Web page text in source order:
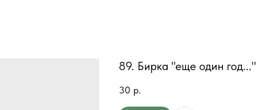
89. Бирка "еще один год..."
30 р.